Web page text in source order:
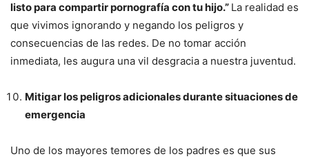
listo para compartir pornografía con tu hijo.” La realidad es
que vivimos ignorando y negando los peligros y
consecuencias de las redes. De no tomar acción
inmediata, les augura una vil desgracia a nuestra juventud.
Mitigar los peligros adicionales durante situaciones de
emergencia
Uno de los mayores temores de los padres es que sus